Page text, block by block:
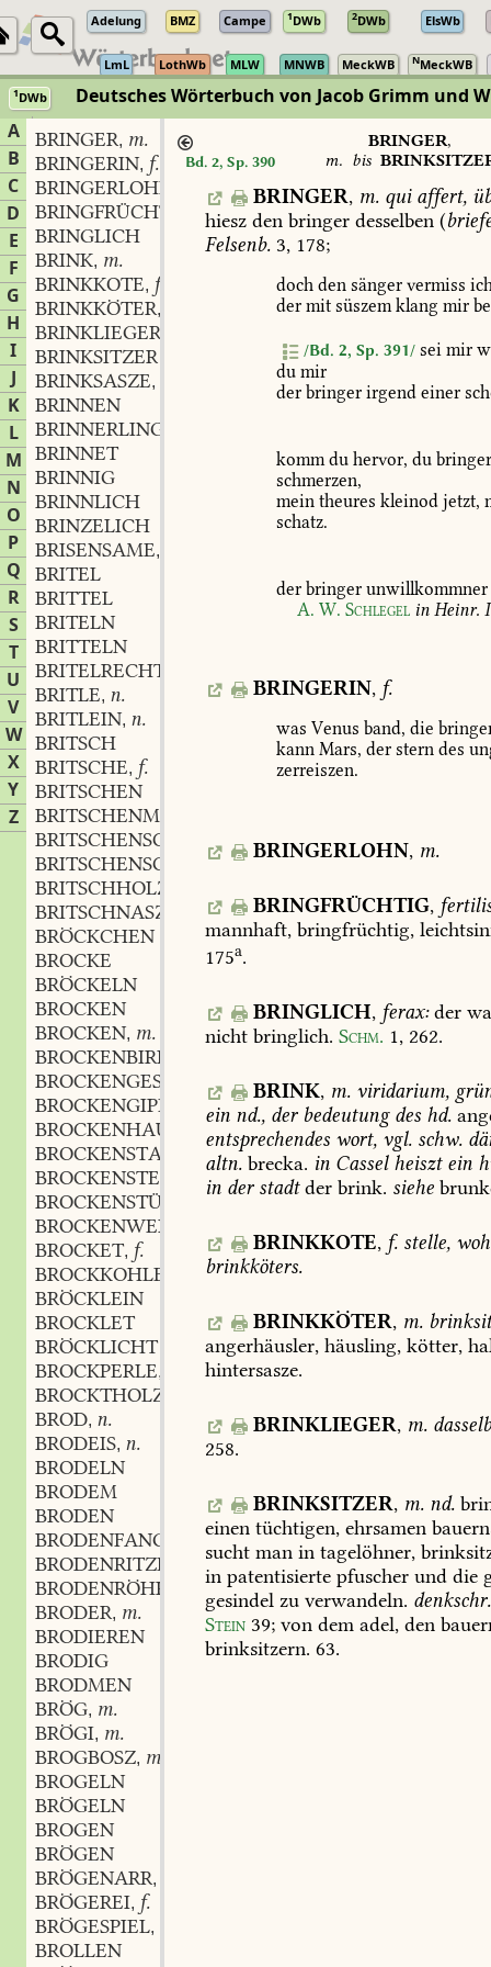
Adelung BMZ Campe 1DWb 2DWb ElsWb
LmL LothWb MLW MNWB MeckWB NMeckWB
1DWb Deutsches Wörterbuch von Jacob Grimm und
A
B
C
D
E
F
G
H
I
J
K
L
M
N
O
P
Q
R
S
T
U
V
W
X
Y
Z
BRINGER, m.
BRINGERIN, f.
BRINGERLOHN
BRINGFRÜCHTIG
BRINGLICH
BRINK, m.
BRINKKOTE, f.
BRINKKÖTER,
BRINKLIEGER
BRINKSITZER
BRINKSASZE,
BRINNEN
BRINNERLING
BRINNET
BRINNIG
BRINNLICH
BRINZELICH
BRISENSAME,
BRITEL
BRITTEL
BRITELN
BRITTELN
BRITELRECHT
BRITLE, n.
BRITLEIN, n.
BRITSCH
BRITSCHE, f.
BRITSCHEN
BRITSCHENMEISTER
BRITSCHENSCHLAGER m.
BRITSCHENSCHLAGERISCH
BRITSCHHOLZ
BRITSCHNASZ
BRÖCKCHEN
BROCKE
BRÖCKELN
BROCKEN
BROCKEN, m.
BROCKENBIRKE
BROCKENGESPENST,
n.
BROCKENGIPFEL
m.
BROCKENHAUS
BROCKENSTAHL
m.
BROCKENSTEIN
m.
BROCKENSTÜCKCHEN
n.
BROCKENWEISE
BROCKET, f.
BROCKKOHLE
BRÖCKLEIN
BROCKLET
BRÖCKLICHT
BROCKPERLE,
BROCKTHOLZ
BROD, n.
BRODEIS, n.
BRODELN
BRODEM
BRODEN
BRODENFANG
BRODENRITZE
BRODENRÖHRE
BRODER, m.
BRODIEREN
BRODIG
BRODMEN
BRÖG, m.
BRÖGI, m.
BROGBOSZ, m.
BROGELN
BRÖGELN
BROGEN
BRÖGEN
BRÖGENARR,
BRÖGEREI, f.
BRÖGESPIEL,
BROLLEN
Bd. 2, Sp. 390
BRINGER,
m. bis
BRINGER, m. quiaffert,
hiesz den bringer desselben (
Felsenb. 3, 178;
doch den sänger vermiss
der mit süszemklang mir
/Bd. 2, Sp. 391/ sei mir
du mir
der bringer irgend einer
kommdu hervor, du
schmerzen,
mein theures kleinod jetzt,
schatz.
der bringer unwillkommner
A. W. Schlegel in Heinr.
BRINGERIN, f.
was Venus band, die
kann Mars, der stern des
zerreiszen.
BRINGERLOHN, m.
BRINGFRÜCHTIG,
mannhaft, bringfrüchtig,
175a.
BRINGLICH, ferax:der
nicht bringlich. Schm. 1, 262.
BRINK, m. viridarium,
ein nd., derbedeutungdes hd.
entsprechendes wort, vgl. schw.
altn. brecka. in Casselheisztein
in derstadtder brink. siehe
BRINKKOTE, f. stelle,
brinkköters.
BRINKKÖTER, m.
angerhäusler, häusling, kötter,
hintersasze.
BRINKLIEGER, m.
258.
BRINKSITZER, m.nd.
einen tüchtigen, ehrsamen
sucht man in tagelöhner,
in patentisierte pfuscher und die
gesindel zu verwandeln. denkschr.
Stein 39; von dem adel, den
brinksitzern. 63.